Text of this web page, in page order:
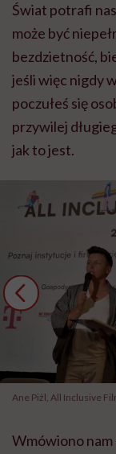
Świat potrafi
może być
bezdzietność,
jeśli więc nigdy
poczułeś się
przywilej
jak to jest.
Ane Piżl, All Inclusive
Wmówiono